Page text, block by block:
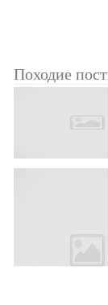
Походие